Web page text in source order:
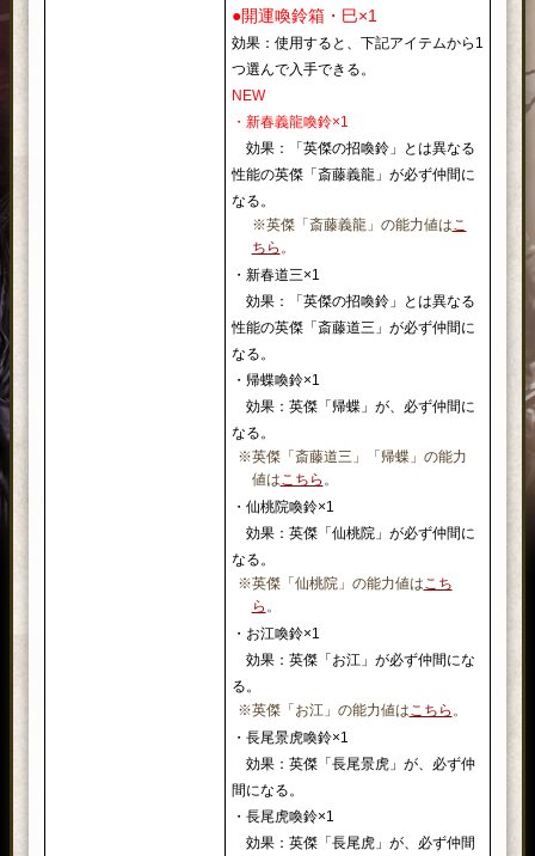
●開運喚鈴箱・巳×1
効果：使用すると、下記アイテムから1
つ選んで入手できる。
NEW
・新春義龍喚鈴×1
効果：「英傑の招喚鈴」とは異なる
性能の英傑「斎藤義龍」が必ず仲間に
なる。
※英傑「斎藤義龍」の能力値はこ
ちら 。
・新春道三×1
効果：「英傑の招喚鈴」とは異なる
性能の英傑「斎藤道三」が必ず仲間に
なる。
・帰蝶喚鈴×1
効果：英傑「帰蝶」が、必ず仲間に
なる。
※英傑「斎藤道三」「帰蝶」の能力
値はこちら 。
・仙桃院喚鈴×1
効果：英傑「仙桃院」が必ず仲間に
なる。
※英傑「仙桃院」の能力値はこち
ら 。
・お江喚鈴×1
効果：英傑「お江」が必ず仲間にな
る。
※英傑「お江」の能力値はこちら 。
・長尾景虎喚鈴×1
効果：英傑「長尾景虎」が、必ず仲
間になる。
・長尾虎喚鈴×1
効果：英傑「長尾虎」が、必ず仲間